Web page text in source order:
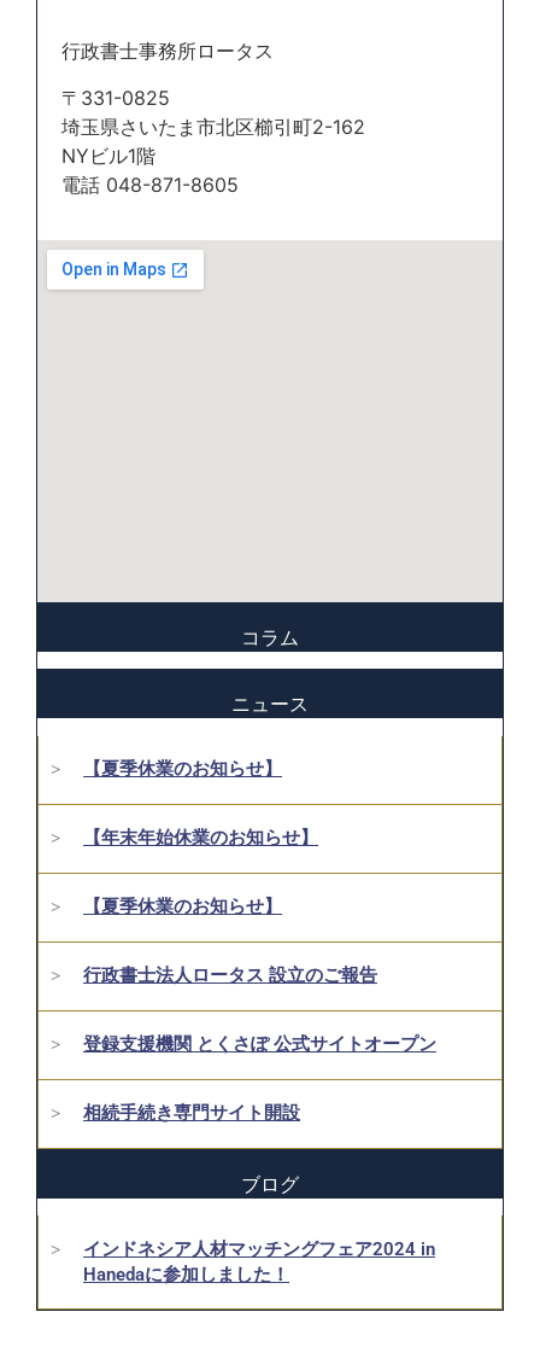
行政書士事務所ロータス
〒331-0825
埼玉県さいたま市北区櫛引町2-162
NYビル1階
電話 048-871-8605
コラム
ニュース
【夏季休業のお知らせ】
【年末年始休業のお知らせ】
【夏季休業のお知らせ】
行政書士法人ロータス 設立のご報告
登録支援機関 とくさぽ 公式サイトオープン
相続手続き専門サイト開設
ブログ
インドネシア人材マッチングフェア2024 in
Hanedaに参加しました！